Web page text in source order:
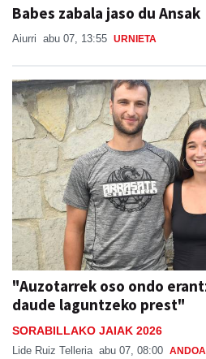
"Auzotarrek oso ondo
daude laguntzeko prest"
SORABILLAKO JAIAK 2026
Lide Ruiz Telleria abu 07, 08:00